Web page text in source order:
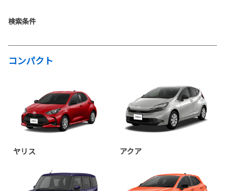
TOYOTAは、アクアを一部改良し、9月1
アクアブランドの “先進・上質” なイメ
ージをより一層高めるため外観デザインを刷新するとともに、基本
性能が向上しました。また、最新の安全装備、マルチメディアを搭
載しました。
詳しくはこちら
2025-08-20
検索条件
コンパクト
ヤリス アクア